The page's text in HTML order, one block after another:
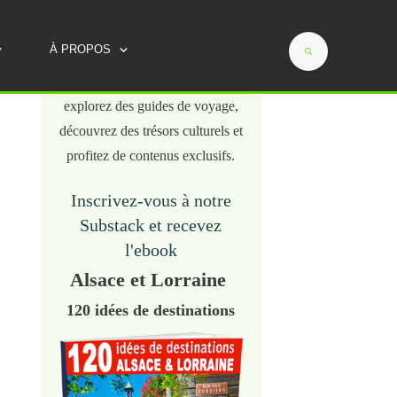
À PROPOS
avec chaque email ! Plongez
explorez des guides de voyage,
découvrez des trésors culturels et
profitez de contenus exclusifs.
Inscrivez-vous à notre
Substack et recevez
l'ebook
Alsace et Lorraine
120 idées de destinations